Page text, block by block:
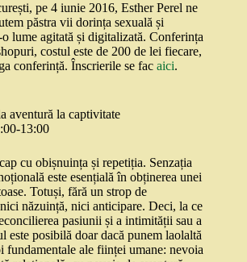
pe 4 iunie 2016, Esther Perel ne
păstra vii dorința sexuală și
lume agitată și digitalizată. Conferința
costul este de 200 de lei fiecare,
conferință. Înscrierile se fac aici.
aventură la captivitate
13:00
cu obișnuința și repetiția. Senzația
este esențială în obținerea unei
Totuși, fără un strop de
năzuință, nici anticipare. Deci, la ce
pasiunii și a intimității sau a
este posibilă doar dacă punem laolaltă
fundamentale ale ființei umane: nevoia